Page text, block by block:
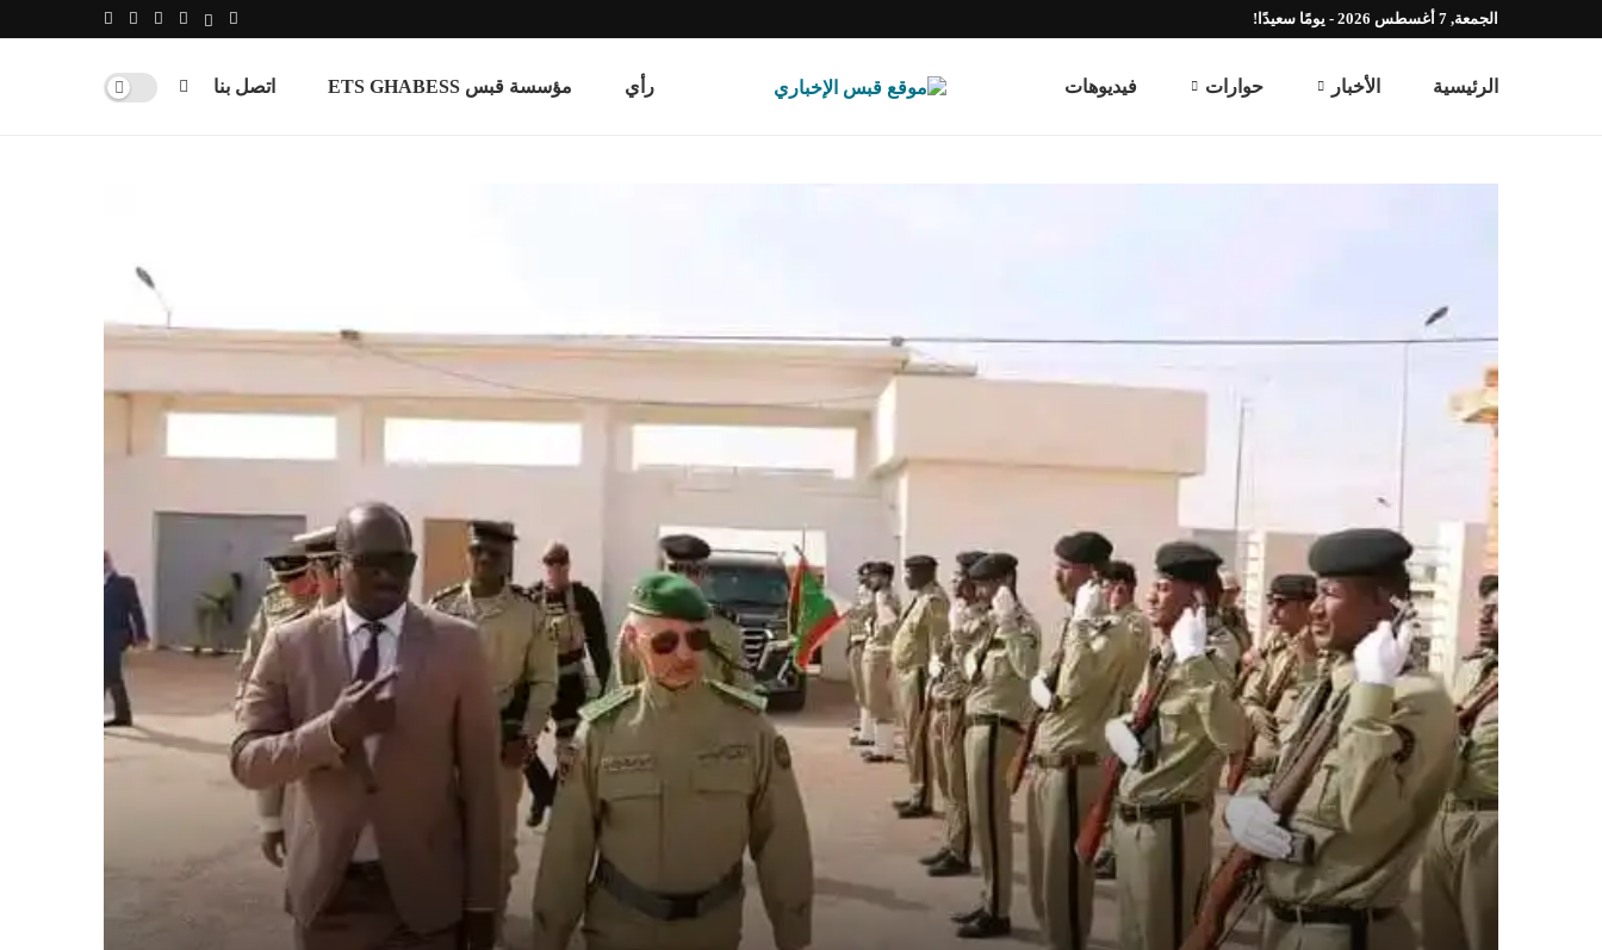
الجمعة, 7 أغسطس 2026 - يومًا سعيدًا!
الرئيسية الأخبار حوارات فيديوهات رأي مؤسسة قبس ETS GHABESS اتصل بنا